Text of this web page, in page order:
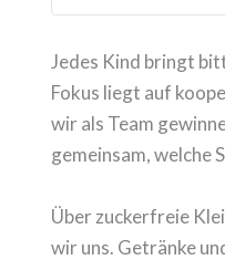
Jedes Kind bringt
Fokus liegt auf
wir als Team
gemeinsam, welche
Über zuckerfreie
wir uns. Getränke